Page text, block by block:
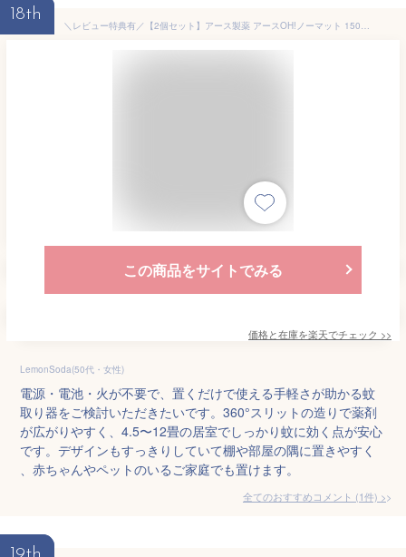
18th
＼レビュー特典有／【2個セット】アース製薬 アースOH!ノーマット 150日用セット [単品内容量/1個] | 蚊取り器 アース ノーマット 電源不要 置き型 簡単設置 環境配慮 居室用 家庭用 安全 赤ちゃん 150日用 室内用 生活用品 マルチフィラメント デザイン性 収納便利
この商品をサイトでみる
価格と在庫を楽天でチェック >>
LemonSoda(50代・女性)
電源・電池・火が不要で、置くだけで使える手軽さが助かる蚊
取り器をご検討いただきたいです。360°スリットの造りで薬剤
が広がりやすく、4.5〜12畳の居室でしっかり蚊に効く点が安心
です。デザインもすっきりしていて棚や部屋の隅に置きやすく
、赤ちゃんやペットのいるご家庭でも置けます。
全てのおすすめコメント (1件) >